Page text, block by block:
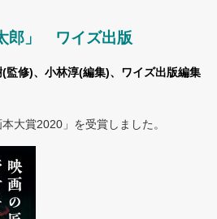
郎」 ワイズ出版
(監修)、小林淳(編集)、ワイズ出版編集
大賞2020」を受賞しました。